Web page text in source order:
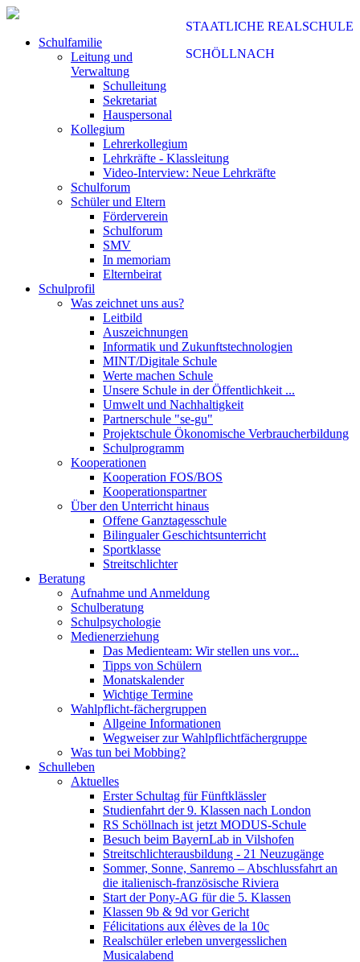
STAATLICHE REALSCHULE
SCHÖLLNACH
Schulfamilie
Leitung und
Verwaltung
Schulleitung
Sekretariat
Hauspersonal
Kollegium
Lehrerkollegium
Lehrkräfte - Klassleitung
Video-Interview: Neue Lehrkräfte
Schulforum
Schüler und Eltern
Förderverein
Schulforum
SMV
In memoriam
Elternbeirat
Schulprofil
Was zeichnet uns aus?
Leitbild
Auszeichnungen
Informatik und Zukunftstechnologien
MINT/Digitale Schule
Werte machen Schule
Unsere Schule in der Öffentlichkeit ...
Umwelt und Nachhaltigkeit
Partnerschule "se-gu"
Projektschule Ökonomische Verbraucherbildung
Schulprogramm
Kooperationen
Kooperation FOS/BOS
Kooperationspartner
Über den Unterricht hinaus
Offene Ganztagesschule
Bilingualer Geschichtsunterricht
Sportklasse
Streitschlichter
Beratung
Aufnahme und Anmeldung
Schulberatung
Schulpsychologie
Medienerziehung
Das Medienteam: Wir stellen uns vor...
Tipps von Schülern
Monatskalender
Wichtige Termine
Wahlpflicht-fächergruppen
Allgeine Informationen
Wegweiser zur Wahlpflichtfächergruppe
Was tun bei Mobbing?
Schulleben
Aktuelles
Erster Schultag für Fünftklässler
Studienfahrt der 9. Klassen nach London
RS Schöllnach ist jetzt MODUS-Schule
Besuch beim BayernLab in Vilshofen
Streitschlichterausbildung - 21 Neuzugänge
Sommer, Sonne, Sanremo – Abschlussfahrt an
die italienisch-französische Riviera
Start der Pony-AG für die 5. Klassen
Klassen 9b & 9d vor Gericht
Félicitations aux élèves de la 10c
Realschüler erleben unvergesslichen
Musicalabend